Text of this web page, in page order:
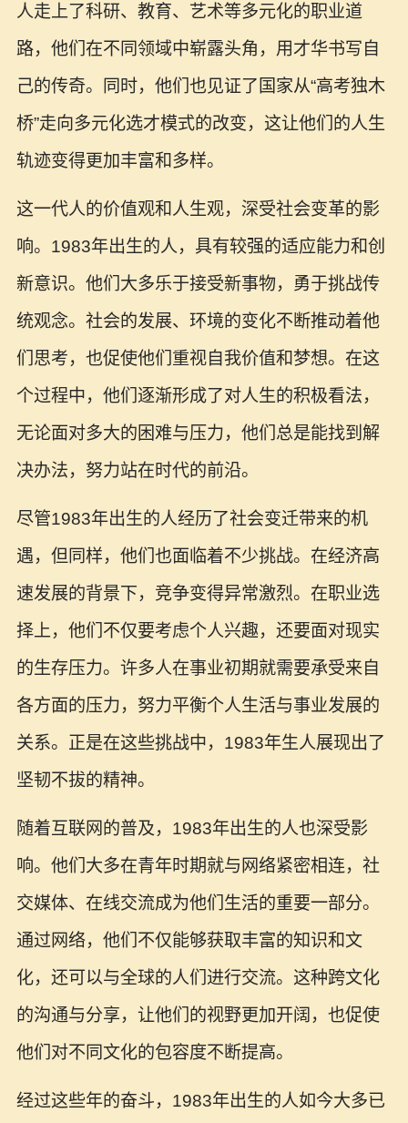
人走上了科研、教育、艺术等多元化的职业道
路，他们在不同领域中崭露头角，用才华书写自
己的传奇。同时，他们也见证了国家从“高考独木
桥”走向多元化选才模式的改变，这让他们的人生
轨迹变得更加丰富和多样。
这一代人的价值观和人生观，深受社会变革的影
响。1983年出生的人，具有较强的适应能力和创
新意识。他们大多乐于接受新事物，勇于挑战传
统观念。社会的发展、环境的变化不断推动着他
们思考，也促使他们重视自我价值和梦想。在这
个过程中，他们逐渐形成了对人生的积极看法，
无论面对多大的困难与压力，他们总是能找到解
决办法，努力站在时代的前沿。
尽管1983年出生的人经历了社会变迁带来的机
遇，但同样，他们也面临着不少挑战。在经济高
速发展的背景下，竞争变得异常激烈。在职业选
择上，他们不仅要考虑个人兴趣，还要面对现实
的生存压力。许多人在事业初期就需要承受来自
各方面的压力，努力平衡个人生活与事业发展的
关系。正是在这些挑战中，1983年生人展现出了
坚韧不拔的精神。
随着互联网的普及，1983年出生的人也深受影
响。他们大多在青年时期就与网络紧密相连，社
交媒体、在线交流成为他们生活的重要一部分。
通过网络，他们不仅能够获取丰富的知识和文
化，还可以与全球的人们进行交流。这种跨文化
的沟通与分享，让他们的视野更加开阔，也促使
他们对不同文化的包容度不断提高。
经过这些年的奋斗，1983年出生的人如今大多已